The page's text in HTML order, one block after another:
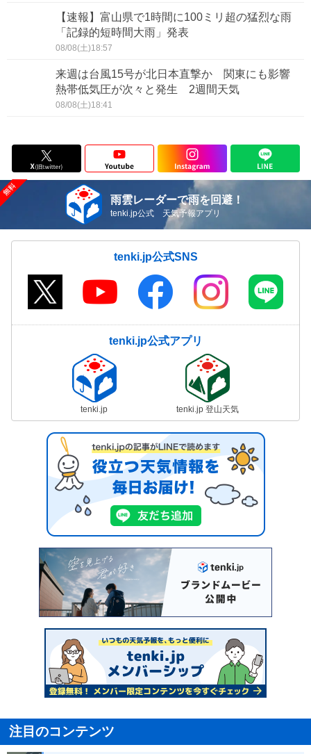
【速報】富山県で1時間に100ミリ超の猛烈な雨
「記録的短時間大雨」発表
08/08(土)18:57
来週は台風15号が北日本直撃か 関東にも影響
熱帯低気圧が次々と発生 2週間天気
08/08(土)18:41
雨雲レーダーで雨を回避！
tenki.jp公式 天気予報アプリ
tenki.jp公式SNS
tenki.jp公式アプリ
tenki.jp tenki.jp 登山天気
注目のコンテンツ